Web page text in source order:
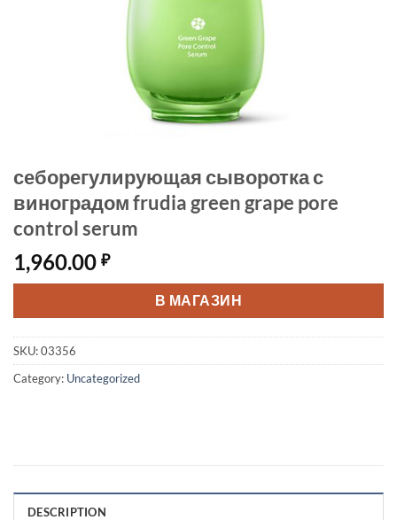
себорегулирующая сыворотка с
виноградом frudia green grape pore
control serum
1,960.00 ₽
В МАГАЗИН
SKU:03356
Category: Uncategorized
DESCRIPTION